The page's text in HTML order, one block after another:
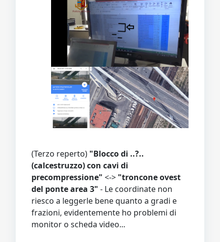
(Terzo reperto) "Blocco di ..?..
(calcestruzzo) con cavi di
precompressione" <-> "troncone ovest
del ponte area 3" - Le coordinate non
riesco a leggerle bene quanto a gradi e
frazioni, evidentemente ho problemi di
monitor o scheda video...